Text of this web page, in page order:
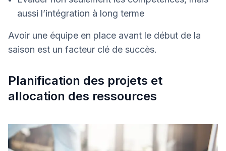
aussi l’intégration à long terme
Avoir une équipe en place avant le début de la
saison est un facteur clé de succès.
Planification des projets et
allocation des ressources